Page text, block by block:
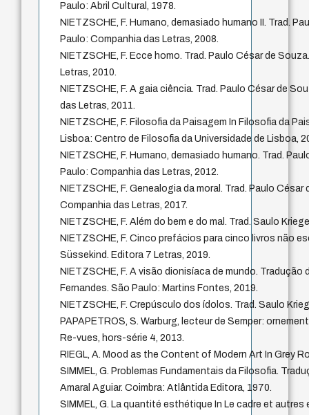
Paulo: Abril Cultural, 1978.
NIETZSCHE, F. Humano, demasiado humano II. Trad.
Paulo: Companhia das Letras, 2008.
NIETZSCHE, F. Ecce homo. Trad. Paulo César de
Letras, 2010.
NIETZSCHE, F. A gaia ciência. Trad. Paulo César de
das Letras, 2011.
NIETZSCHE, F. Filosofia da Paisagem In Filosofia da
Lisboa: Centro de Filosofia da Universidade de Lisboa,
NIETZSCHE, F. Humano, demasiado humano. Trad.
Paulo: Companhia das Letras, 2012.
NIETZSCHE, F. Genealogia da moral. Trad. Paulo
Companhia das Letras, 2017.
NIETZSCHE, F. Além do bem e do mal. Trad. Saulo
NIETZSCHE, F. Cinco prefácios para cinco livros não
Süssekind. Editora 7 Letras, 2019.
NIETZSCHE, F. A visão dionisíaca de mundo. Tradução
Fernandes. São Paulo: Martins Fontes, 2019.
NIETZSCHE, F. Crepúsculo dos ídolos. Trad. Saulo
PAPAPETROS, S. Warburg, lecteur de Semper:
Re-vues, hors-série 4, 2013.
RIEGL, A. Mood as the Content of Modern Art In Grey
SIMMEL, G. Problemas Fundamentais da Filosofia.
Amaral Aguiar. Coimbra: Atlântida Editora, 1970.
SIMMEL, G. La quantité esthétique In Le cadre et autres